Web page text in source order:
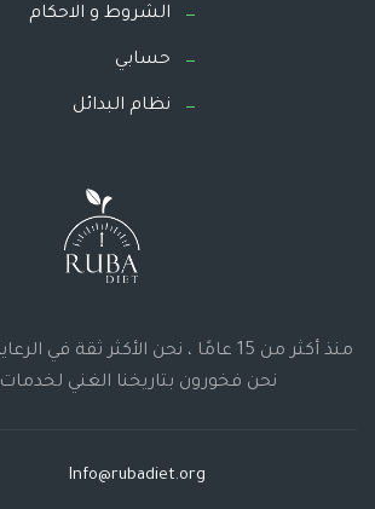
الشروط و الاحكام
حسابي
نظام البدائل
منذ أكثر من 15 عامًا ، نحن الأكثر ثقة
نحن فخورون بتاريخنا الغني لخدمات
Info@rubadiet.org